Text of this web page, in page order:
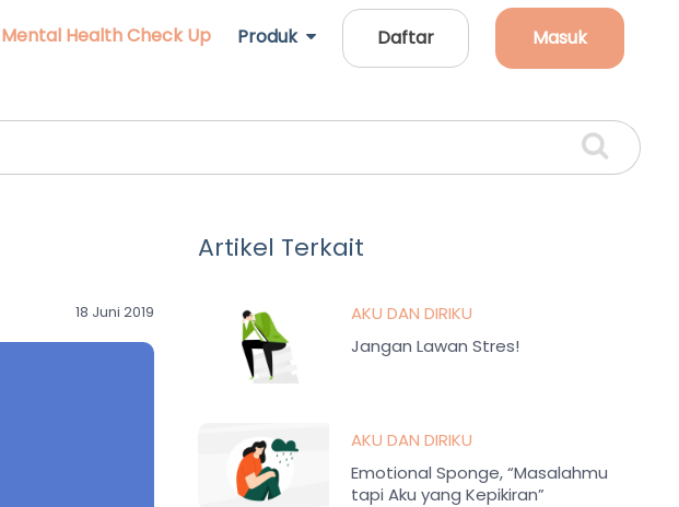
Mental Health Check Up Produk Daftar Masuk
18 Juni 2019
Artikel Terkait
AKU DAN DIRIKU
Jangan Lawan Stres!
AKU DAN DIRIKU
Emotional Sponge, “Masalahmu
tapi Aku yang Kepikiran”